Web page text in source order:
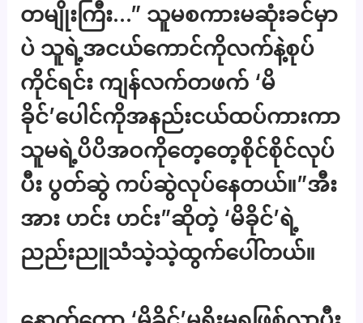
တမျိုးကြီး…” သူမစကားမဆုံးခင်မှာ
ပဲ သူရဲ့အငယ်ကောင်ကိုလက်နဲ့စုပ်
ကိုင်ရင်း ကျန်လက်တဖက် ‘မိ
ခိုင်’ပေါင်ကိုအနည်းငယ်ထပ်ကားကာ
သူမရဲ့ပိပိအဝကိုတေ့တေ့စိုင်စိုင်လုပ်
ပီး ပွတ်ဆွဲ ကပ်ဆွဲလုပ်နေတယ်။”အီး
အား ဟင်း ဟင်း”ဆိုတဲ့ ‘မိခိုင်’ရဲ့
ညည်းညူသံသဲ့သဲ့ထွက်ပေါ်တယ်။